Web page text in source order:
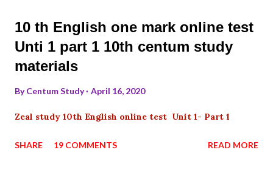
10 th English one mark online test
Unti 1 part 1 10th centum study
materials
ByCentum Study April 16, 2020
Zeal study 10th English online test Unit 1- Part 1
SHARE 19 COMMENTS READ MORE